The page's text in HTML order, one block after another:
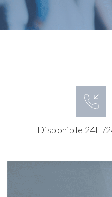
Disponible 24H/